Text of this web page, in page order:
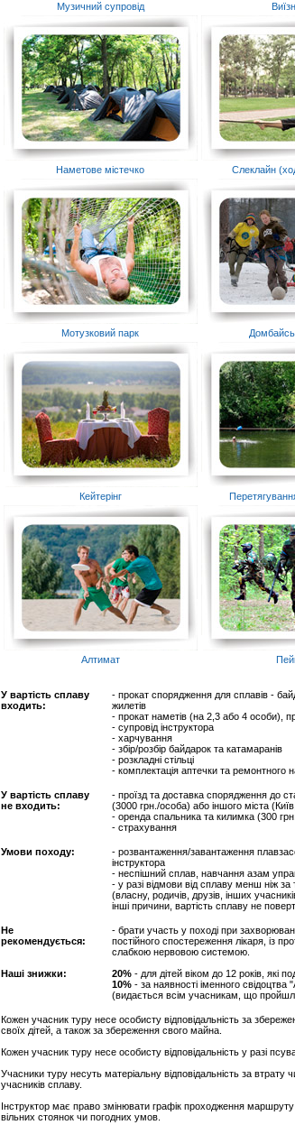
Музичний супровід
Наметове містечко Слеклайн
Мотузковий парк
Кейтерінг
Алтимат
У вартість сплаву
входить:
- прокат спорядження для сплавів -
жилетів
- прокат наметів (на 2,3 або 4 особи),
- супровід інструктора
- харчування
- збір/розбір байдарок та катамаранів
- розкладні стільці
- комплектація аптечки та ремонтного
У вартість сплаву
не входить:
- проїзд та доставка спорядження до
(3000 грн./особа) або іншого міста
- оренда спальника та килимка (300
- страхування
Умови походу:
- розвантаження/завантаження
інструктора
- неспішний сплав, навчання азам
- у разі відмови від сплаву менш ніж
(власну, родичів, друзів, інших
інші причини, вартість сплаву не
Не
рекомендується:
- брати участь у поході при
постійного спостереження лікаря, із
слабкою нервовою системою.
Наші знижки:
20%- для дітей віком до 12 років, які
10%- за наявності іменного
(видається всім учасникам, що
Кожен учасник туру несе особисту відповідальність за
своїх дітей, а також за збереження свого майна.
Кожен учасник туру несе особисту відповідальність у разі
Учасники туру несуть матеріальну відповідальність за
учасників сплаву.
Інструктор має право змінювати графік проходження маршруту
вільних стоянок чи погодних умов.